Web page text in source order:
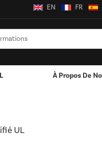
EN FR
À Propos De
UL